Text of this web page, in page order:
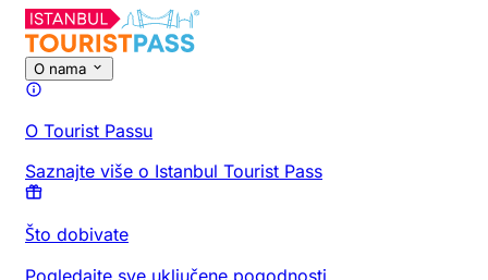
O nama
O Tourist Passu
Saznajte više o Istanbul Tourist Pass
Što dobivate